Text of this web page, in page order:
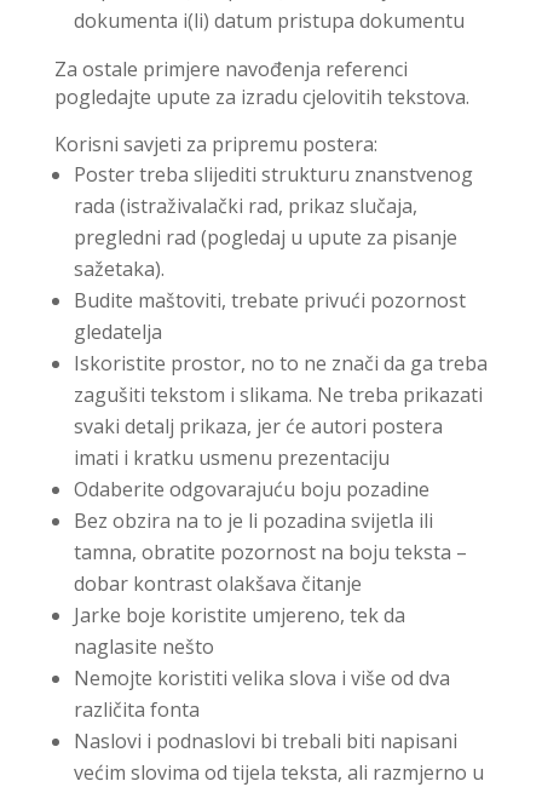
dokumenta i(li) datum pristupa dokumentu
Za ostale primjere navođenja referenci
pogledajte upute za izradu cjelovitih tekstova.
Korisni savjeti za pripremu postera:
Poster treba slijediti strukturu znanstvenog
rada (istraživalački rad, prikaz slučaja,
pregledni rad (pogledaj u upute za pisanje
sažetaka).
Budite maštoviti, trebate privući pozornost
gledatelja
Iskoristite prostor, no to ne znači da ga treba
zagušiti tekstom i slikama. Ne treba prikazati
svaki detalj prikaza, jer će autori postera
imati i kratku usmenu prezentaciju
Odaberite odgovarajuću boju pozadine
Bez obzira na to je li pozadina svijetla ili
tamna, obratite pozornost na boju teksta –
dobar kontrast olakšava čitanje
Jarke boje koristite umjereno, tek da
naglasite nešto
Nemojte koristiti velika slova i više od dva
različita fonta
Naslovi i podnaslovi bi trebali biti napisani
većim slovima od tijela teksta, ali razmjerno u